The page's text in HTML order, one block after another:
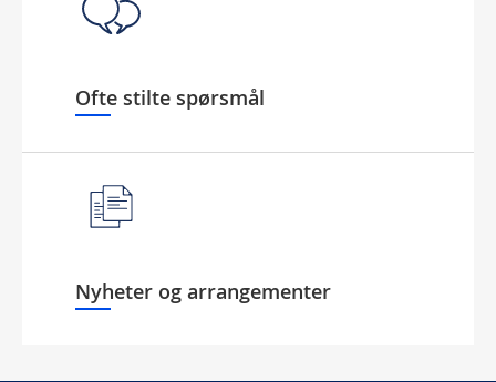
Ofte stilte spørsmål
Nyheter og arrangementer